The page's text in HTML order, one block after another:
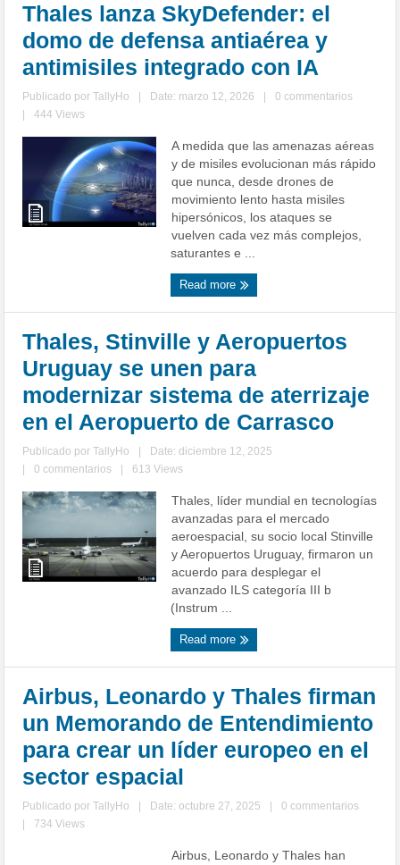
Thales lanza SkyDefender: el
domo de defensa antiaérea y
antimisiles integrado con IA
Publicado porTallyHo Date: marzo 12, 2026
0 commentarios
444 Views
A medida que las amenazas aéreas
y de misiles evolucionan más rápido
que nunca, desde drones de
movimiento lento hasta misiles
hipersónicos, los ataques se
vuelven cada vez más complejos,
saturantes e ...
Read more
Thales, Stinville y Aeropuertos
Uruguay se unen para
modernizar sistema de aterrizaje
en el Aeropuerto de Carrasco
Publicado porTallyHo
Date: diciembre 12, 2025
0 commentarios 613 Views
Thales, líder mundial en tecnologías
avanzadas para el mercado
aeroespacial, su socio local Stinville
y Aeropuertos Uruguay, firmaron un
acuerdo para desplegar el
avanzado ILS categoría III b
(Instrum ...
Read more
Airbus, Leonardo y Thales firman
un Memorando de Entendimiento
para crear un líder europeo en el
sector espacial
Publicado porTallyHo Date: octubre 27, 2025
0 commentarios
734 Views
Airbus, Leonardo y Thales han